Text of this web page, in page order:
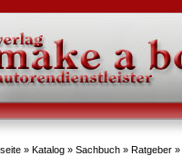
» Katalog » Sachbuch » Ratgeber »